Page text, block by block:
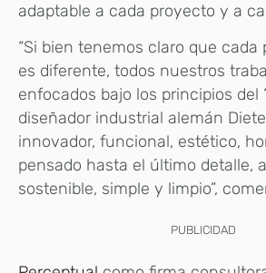
adaptable a cada proyecto y a
“Si bien tenemos claro que cada
es diferente, todos nuestros
enfocados bajo los principios del
diseñador industrial alemán
innovador, funcional, estético,
pensado hasta el último detalle,
sostenible, simple y limpio”,
PUBLICIDAD